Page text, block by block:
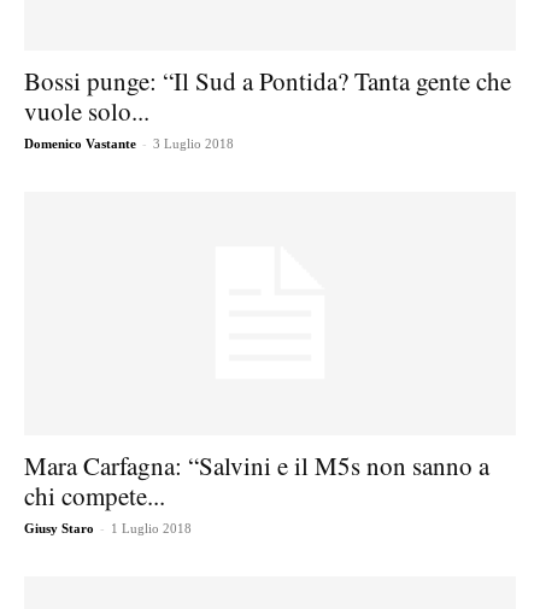
Bossi punge: “Il Sud a Pontida? Tanta gente che
vuole solo...
Domenico Vastante - 3 Luglio 2018
Mara Carfagna: “Salvini e il M5s non sanno a
chi compete...
Giusy Staro - 1 Luglio 2018